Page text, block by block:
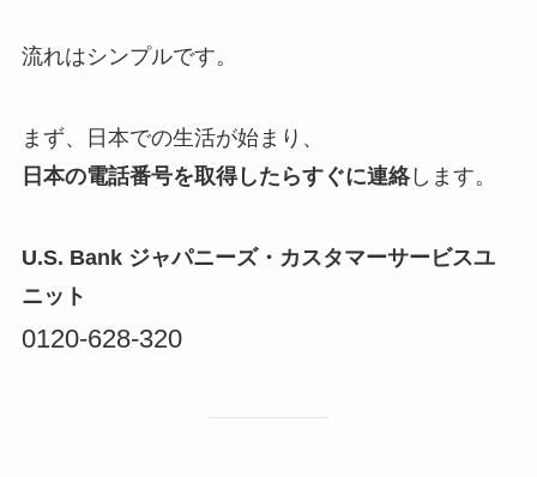
流れはシンプルです。
まず、日本での生活が始まり、
日本の電話番号を取得したらすぐに連絡します。
U.S. Bank ジャパニーズ・カスタマーサービスユ
ニット
0120-628-320